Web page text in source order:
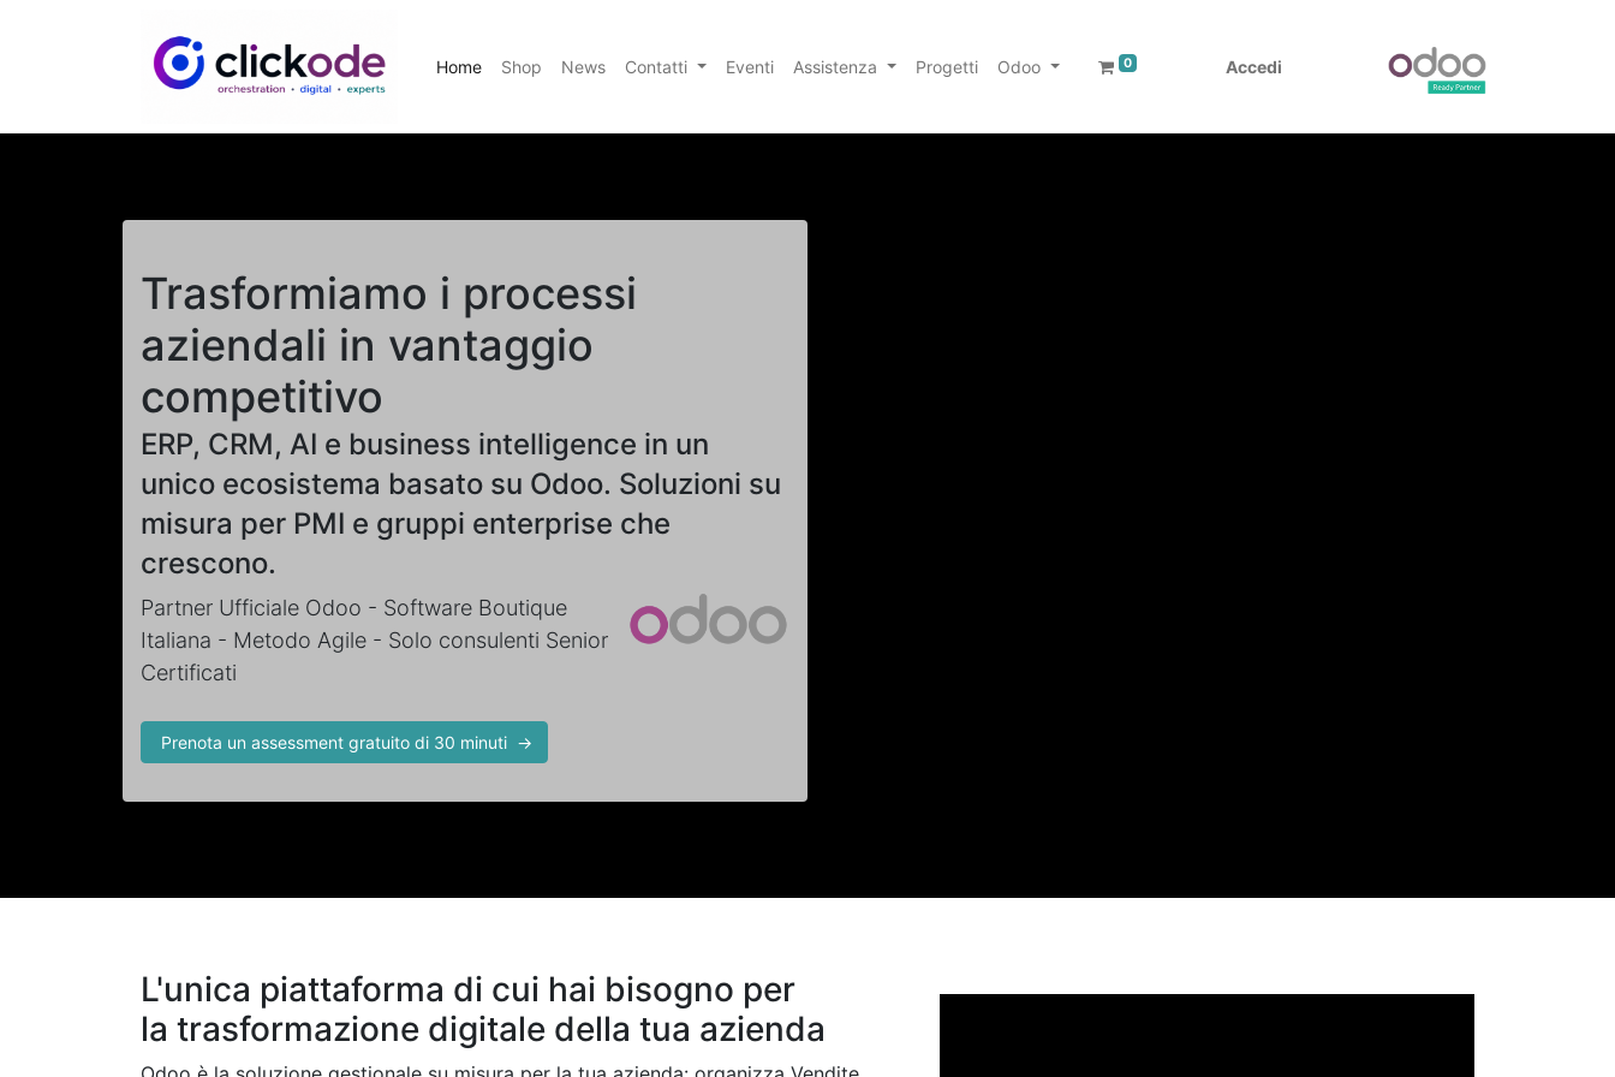
Home Shop News Contatti Eventi Assistenza Progetti Odoo 0 Accedi
Trasformiamo i processi
aziendali in vantaggio
competitivo
ERP, CRM, AI e business intelligence in un
unico ecosistema basato su Odoo. Soluzioni su
misura per PMI e gruppi enterprise che
crescono.
Partner Ufficiale Odoo - Software Boutique
Italiana - Metodo Agile - Solo consulenti Senior
Certificati
Prenota un assessment gratuito di 30 minuti →
L'unica piattaforma di cui hai bisogno per
la trasformazione digitale della tua azienda